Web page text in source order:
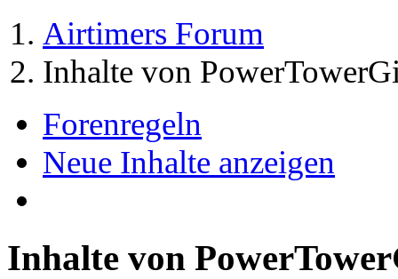
Airtimers Forum
Inhalte von
Forenregeln
Neue Inhalte anzeigen
Inhalte von